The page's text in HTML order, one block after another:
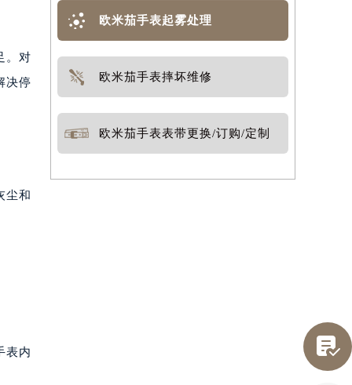
。对
决停
尘和
表内
欧米茄手表起雾处理
欧米茄手表摔坏维修
欧米茄手表表带更换/订购/定制
